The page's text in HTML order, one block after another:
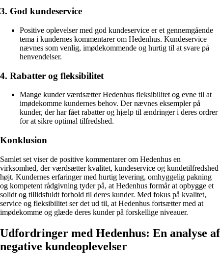
3. God kundeservice
Positive oplevelser med god kundeservice er et gennemgående
tema i kundernes kommentarer om Hedenhus. Kundeservice
nævnes som venlig, imødekommende og hurtig til at svare på
henvendelser.
4. Rabatter og fleksibilitet
Mange kunder værdsætter Hedenhus fleksibilitet og evne til at
imødekomme kundernes behov. Der nævnes eksempler på
kunder, der har fået rabatter og hjælp til ændringer i deres ordrer
for at sikre optimal tilfredshed.
Konklusion
Samlet set viser de positive kommentarer om Hedenhus en
virksomhed, der værdsætter kvalitet, kundeservice og kundetilfredshed
højt. Kundernes erfaringer med hurtig levering, omhyggelig pakning
og kompetent rådgivning tyder på, at Hedenhus formår at opbygge et
solidt og tillidsfuldt forhold til deres kunder. Med fokus på kvalitet,
service og fleksibilitet ser det ud til, at Hedenhus fortsætter med at
imødekomme og glæde deres kunder på forskellige niveauer.
Udfordringer med Hedenhus: En analyse af
negative kundeoplevelser